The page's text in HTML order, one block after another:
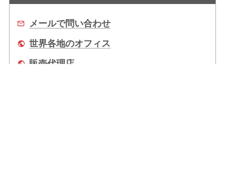
メールで問い合わせ
世界各地のオフィス
販売代理店